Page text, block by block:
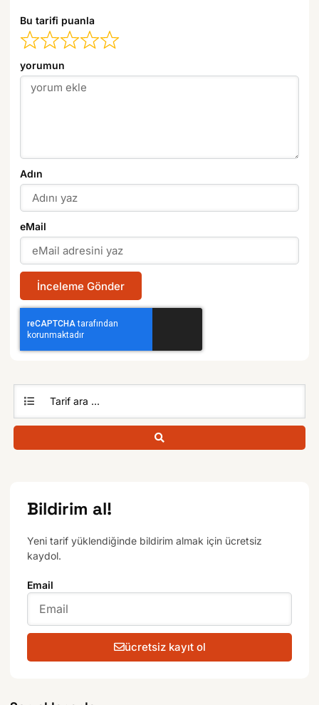
Bu tarifi puanla
yorumun
Adın
eMail
İnceleme Gönder
Bildirim al!
Yeni tarif yüklendiğinde bildirim almak için ücretsiz
kaydol.
Email
ücretsiz kayıt ol